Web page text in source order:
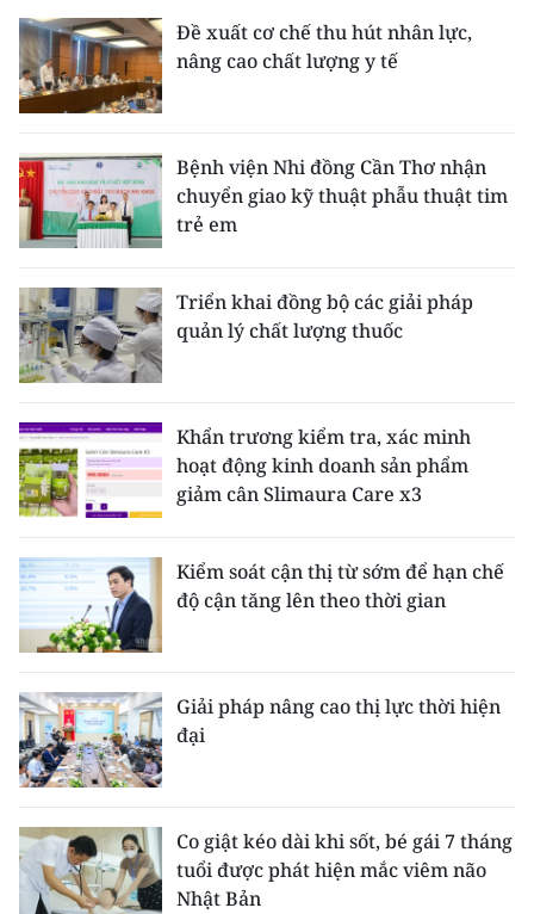
Đề xuất cơ chế thu hút nhân lực,
nâng cao chất lượng y tế
Bệnh viện Nhi đồng Cần Thơ nhận
chuyển giao kỹ thuật phẫu thuật tim
trẻ em
Triển khai đồng bộ các giải pháp
quản lý chất lượng thuốc
Khẩn trương kiểm tra, xác minh
hoạt động kinh doanh sản phẩm
giảm cân Slimaura Care x3
Kiểm soát cận thị từ sớm để hạn chế
độ cận tăng lên theo thời gian
Giải pháp nâng cao thị lực thời hiện
đại
Co giật kéo dài khi sốt, bé gái 7 tháng
tuổi được phát hiện mắc viêm não
Nhật Bản